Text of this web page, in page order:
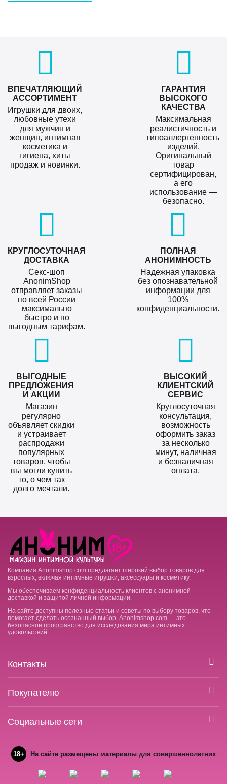
ВПЕЧАТЛЯЮЩИЙ
АССОРТИМЕНТ
Игрушки для двоих,
любовные утехи
для мужчин и
женщин, интимная
косметика и
гигиена, хиты
продаж и новинки.
ГАРАНТИЯ
ВЫСОКОГО
КАЧЕСТВА
Максимальная
реалистичность и
гипоаллергенность
изделий.
Оригинальный
товар
сертифицирован,
а его
использование —
безопасно.
КРУГЛОСУТОЧНАЯ
ДОСТАВКА
Секс-шоп
AnonimShop
отправляет заказы
по всей России
максимально
быстро и по
выгодным тарифам.
ПОЛНАЯ
АНОНИМНОСТЬ
Надежная упаковка
без опознавательной
информации для
100%
конфиденциальности.
ВЫГОДНЫЕ
ПРЕДЛОЖЕНИЯ
И АКЦИИ
Магазин
регулярно
объявляет скидки
и устраивает
распродажи
популярных
товаров, чтобы
вы могли купить
то, о чем так
долго мечтали.
ВЫСОКИЙ
КЛИЕНТСКИЙ
СЕРВИС
Круглосуточная
консультация,
возможность
оформить заказ
за несколько
минут, наличная
и безналичная
оплата.
Компания Anonimshop.com предлагает широкий выбор товаров для
взрослых, включая интимные игрушки, аксессуары и косметику.
Мы обеспечиваем конфиденциальность клиентов с анонимной
доставкой и защитой личной информации.
На сайте доступны полезные статьи и советы по выбору товаров, что
помогает сделать осознанный выбор. Anonimshop.com — это
безопасное пространство для исследования мира интимных
удовольствий.
Контакты
Покупателю
Социальные сети
18+ На сайте размещены материалы для совершеннолетних